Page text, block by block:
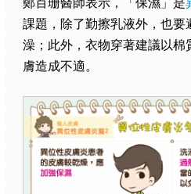
課題，除了勤擦乳液外，也
澡；此外，衣物穿著建議以
膚造成不適。